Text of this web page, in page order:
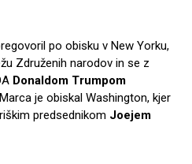
po obisku v New Yorku,
Združenih narodov in se z
Donaldom Trumpom
je obiskal Washington, kjer
predsednikom Joejem